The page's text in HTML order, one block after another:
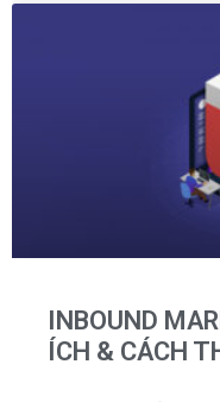
INBOUND
ÍCH & CÁCH